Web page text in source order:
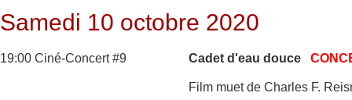
Samedi 10 octobre 2020
19:00 Ciné-Concert #9 Cadet d'eau douce
Film muet de Charles F.